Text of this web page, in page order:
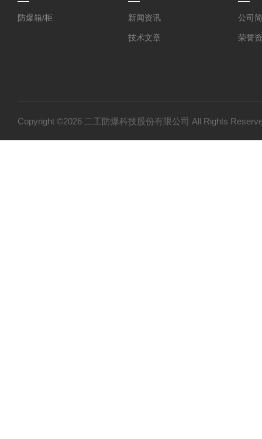
防爆箱/柜 新闻资讯
技术文章
公司
荣誉
Copyright ©2026 二工防爆科技股份有限公司 All Rights